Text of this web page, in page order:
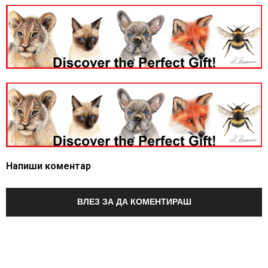
Напиши коментар
ВЛЕЗ ЗА ДА КОМЕНТИРАШ